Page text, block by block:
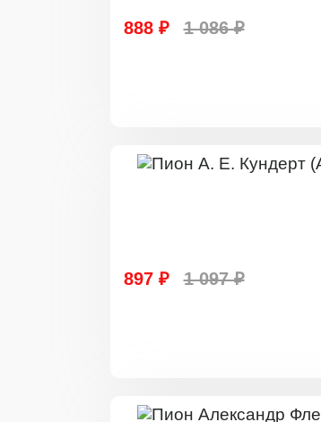
888 ₽ 1 086 ₽
897 ₽ 1 097 ₽